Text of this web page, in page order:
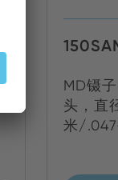
MD镊
头，直
米/